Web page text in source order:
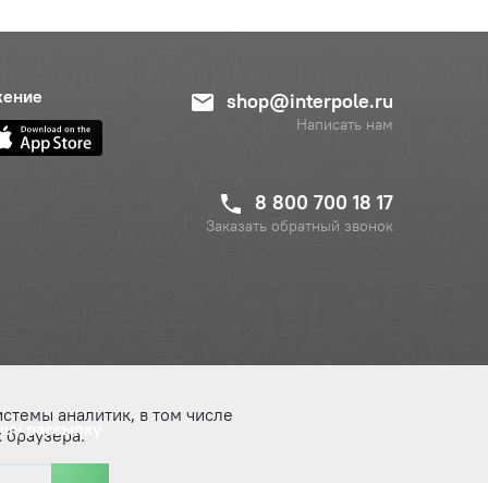
shop@interpole.ru
Написать нам
8 800 700 18 17
Заказать обратный звонок
рассылку
аналитик, в том числе
браузера.